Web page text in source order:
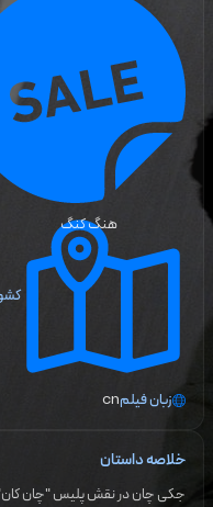
هنگ کنگ
زبان فیلمcn
خلاصه داستان
جکی چان در نقش پلیس "چان کان"،